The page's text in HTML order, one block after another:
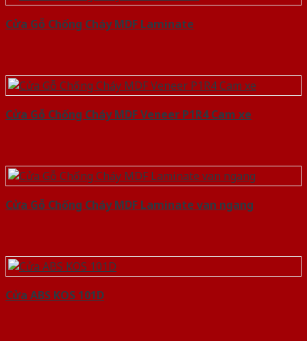
Cửa Gỗ Chống Cháy MDF Laminate
Cửa Gỗ Chống Cháy MDF Veneer P1R4 Cam xe
Cửa Gỗ Chống Cháy MDF Laminate van ngang
Cửa ABS KOS 101D